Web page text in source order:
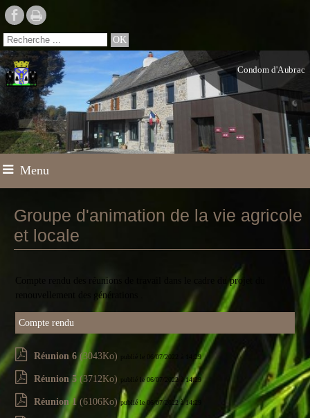
Condom d'Aubrac
Menu
Groupe d'animation de la vie agricole
et locale
Compte rendu des réunions de travail dans le cadre du projet du
renouvellement des générations .
Compte rendu
Réunion 6(3043Ko) publié le 06/07/2022 à 14:29
Réunion 5 (3712Ko) publié le 06/07/2022 à 14:29
Réunion 1(6106Ko)publié le 06/07/2022 à 14:29